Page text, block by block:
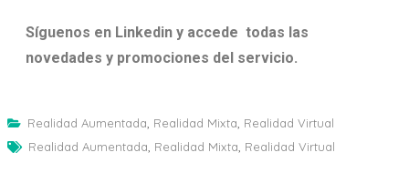
Síguenos en Linkedin y accede todas las
novedades y promociones del servicio.
Realidad Aumentada Realidad Mixta Realidad Virtual
Realidad Aumentada Realidad Mixta Realidad Virtual